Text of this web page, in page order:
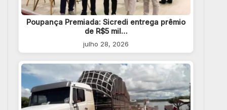
Poupança Premiada: Sicredi entrega prêmio
de R$5 mil…
julho 28, 2026